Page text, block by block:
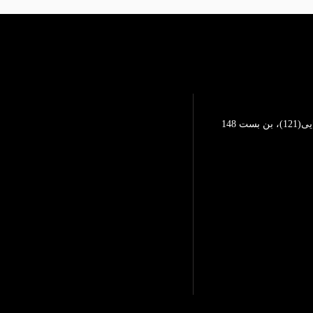
تهرانپارس، خیابان محمد رضایی(121)، بن بست 148